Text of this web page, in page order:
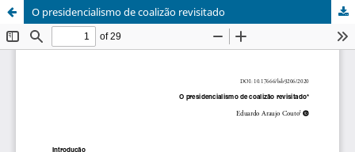
O presidencialismo de coalizão revisitado